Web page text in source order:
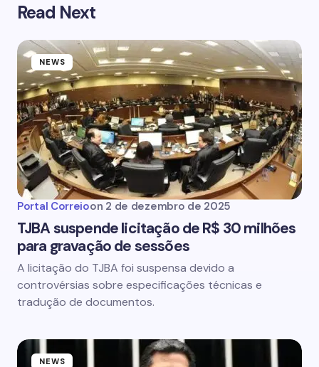
Read Next
NEWS
Portal Correioon 2 de dezembro de 2025
TJBA suspende licitação de R$ 30 milhões
para gravação de sessões
A licitação do TJBA foi suspensa devido a
controvérsias sobre especificações técnicas e
tradução de documentos.
NEWS